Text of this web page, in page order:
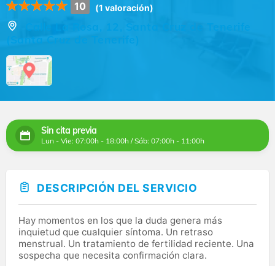
10 (1 valoración)
Sin cita previa
Lun - Vie: 07:00h - 18:00h / Sáb: 07:00h - 11:00h
DESCRIPCIÓN DEL SERVICIO
Hay momentos en los que la duda genera más
inquietud que cualquier síntoma. Un retraso
menstrual. Un tratamiento de fertilidad reciente. Una
sospecha que necesita confirmación clara.